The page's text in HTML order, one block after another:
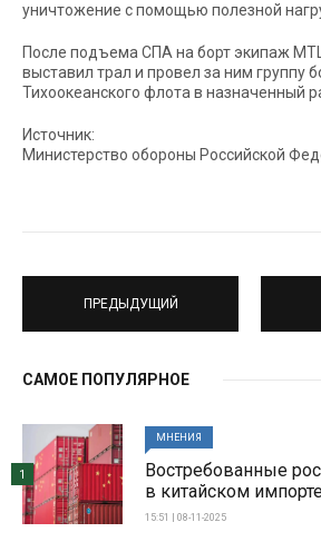
уничтожение с помощью полезной
После подъема СПА на борт экипаж
выставил трал и провел за ним группу
Тихоокеанского флота в назначенный
Источник:
Министерство обороны Российской
ПРЕДЫДУЩИЙ
САМОЕ ПОПУЛЯРНОЕ
МНЕНИЯ
Востребованные
в китайском
15:51 | 08-11-2025
1